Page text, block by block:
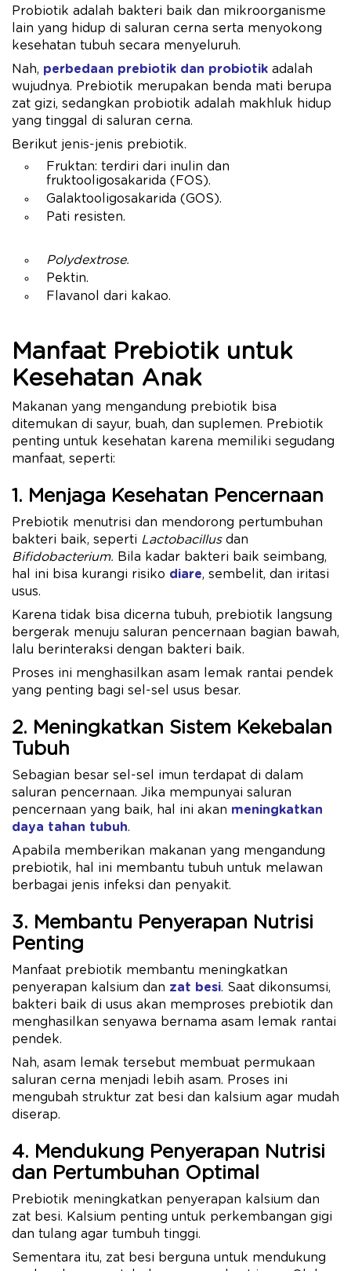
Probiotik adalah bakteri baik dan mikroorganisme
lain yang hidup di saluran cerna serta menyokong
kesehatan tubuh secara menyeluruh.
Nah, perbedaan prebiotik dan probiotik adalah
wujudnya. Prebiotik merupakan benda mati berupa
zat gizi, sedangkan probiotik adalah makhluk hidup
yang tinggal di saluran cerna.
Berikut jenis-jenis prebiotik.
Fruktan: terdiri dari inulin dan
fruktooligosakarida (FOS).
Galaktooligosakarida (GOS).
Pati resisten.
Polydextrose.
Pektin.
Flavanol dari kakao.
Manfaat Prebiotik untuk
Kesehatan Anak
Makanan yang mengandung prebiotik bisa
ditemukan di sayur, buah, dan suplemen. Prebiotik
penting untuk kesehatan karena memiliki segudang
manfaat, seperti:
1. Menjaga Kesehatan Pencernaan
Prebiotik menutrisi dan mendorong pertumbuhan
bakteri baik, seperti Lactobacillus dan
Bifidobacterium. Bila kadar bakteri baik seimbang,
hal ini bisa kurangi risiko diare, sembelit, dan iritasi
usus.
Karena tidak bisa dicerna tubuh, prebiotik langsung
bergerak menuju saluran pencernaan bagian bawah,
lalu berinteraksi dengan bakteri baik.
Proses ini menghasilkan asam lemak rantai pendek
yang penting bagi sel-sel usus besar.
2. Meningkatkan Sistem Kekebalan
Tubuh
Sebagian besar sel-sel imun terdapat di dalam
saluran pencernaan. Jika mempunyai saluran
pencernaan yang baik, hal ini akan meningkatkan
daya tahan tubuh.
Apabila memberikan makanan yang mengandung
prebiotik, hal ini membantu tubuh untuk melawan
berbagai jenis infeksi dan penyakit.
3. Membantu Penyerapan Nutrisi
Penting
Manfaat prebiotik membantu meningkatkan
penyerapan kalsium dan zat besi. Saat dikonsumsi,
bakteri baik di usus akan memproses prebiotik dan
menghasilkan senyawa bernama asam lemak rantai
pendek.
Nah, asam lemak tersebut membuat permukaan
saluran cerna menjadi lebih asam. Proses ini
mengubah struktur zat besi dan kalsium agar mudah
diserap.
4. Mendukung Penyerapan Nutrisi
dan Pertumbuhan Optimal
Prebiotik meningkatkan penyerapan kalsium dan
zat besi. Kalsium penting untuk perkembangan gigi
dan tulang agar tumbuh tinggi.
Sementara itu, zat besi berguna untuk mendukung